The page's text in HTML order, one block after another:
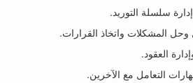
سلسلة التوريد.
وحل المشكلات واتخاذ القرارات.
العقود.
التعامل مع الآخرين.